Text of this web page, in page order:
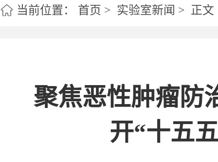
当前位置： 首页 > 实验室新闻 > 正文
聚焦恶性肿瘤防
开“十五